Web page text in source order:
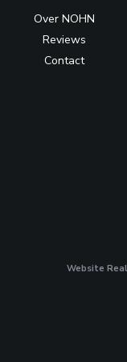
Over NOHN
Reviews
Contact
Website